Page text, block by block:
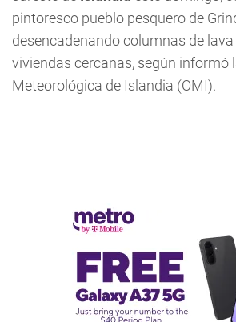
pintoresco pueblo pesquero de
desencadenando columnas de
viviendas cercanas, según informó
Meteorológica de Islandia (OMI).